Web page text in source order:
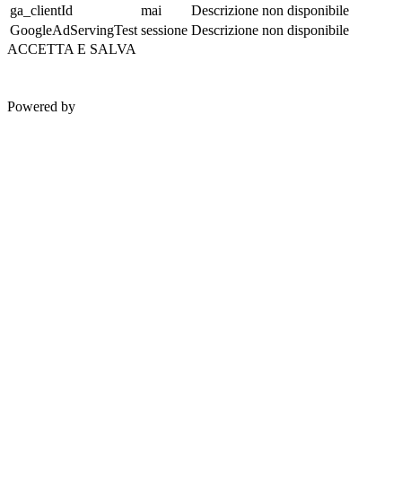
ga_clientId
mai
Descrizione non disponibile
GoogleAdServingTest sessione Descrizione non disponibile
ACCETTA E SALVA
Powered by